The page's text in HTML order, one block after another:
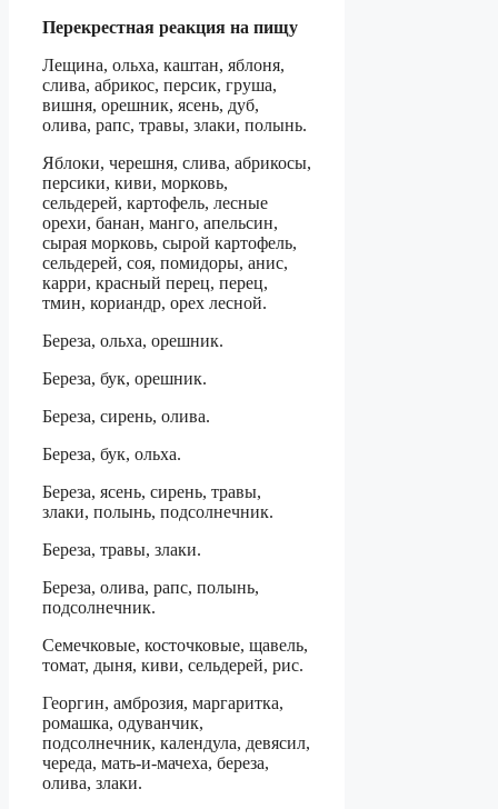
Перекрестная реакция на пищу
Лещина, ольха, каштан, яблоня,
слива, абрикос, персик, груша,
вишня, орешник, ясень, дуб,
олива, рапс, травы, злаки, полынь.
Яблоки, черешня, слива, абрикосы,
персики, киви, морковь,
сельдерей, картофель, лесные
орехи, банан, манго, апельсин,
сырая морковь, сырой картофель,
сельдерей, соя, помидоры, анис,
карри, красный перец, перец,
тмин, кориандр, орех лесной.
Береза, ольха, орешник.
Береза, бук, орешник.
Береза, сирень, олива.
Береза, бук, ольха.
Береза, ясень, сирень, травы,
злаки, полынь, подсолнечник.
Береза, травы, злаки.
Береза, олива, рапс, полынь,
подсолнечник.
Семечковые, косточковые, щавель,
томат, дыня, киви, сельдерей, рис.
Георгин, амброзия, маргаритка,
ромашка, одуванчик,
подсолнечник, календула, девясил,
череда, мать-и-мачеха, береза,
олива, злаки.